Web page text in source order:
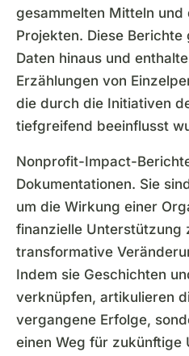
gesammelten Mitteln
Projekten. Diese
Daten hinaus und
Erzählungen von
die durch die Initiativen
tiefgreifend beeinflusst
Nonprofit-Impact-
Dokumentationen. Sie
um die Wirkung einer
finanzielle Unterstützung
transformative
Indem sie Geschichten
verknüpfen, artikulieren
vergangene Erfolge,
einen Weg für zukünftige